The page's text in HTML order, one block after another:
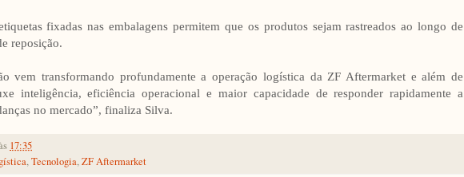
fixadas nas embalagens permitem que os produtos sejam rastreados ao longo de
reposição.
vem transformando profundamente a operação logística da ZF Aftermarket e além de
inteligência, eficiência operacional e maior capacidade de responder rapidamente a
no mercado”, finaliza Silva.
17:35
,Tecnologia,ZF Aftermarket